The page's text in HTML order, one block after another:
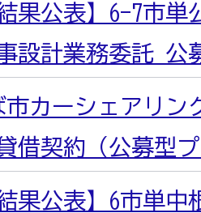
果公表】6-7市
設計業務委託 公
市カーシェアリン
借契約（公募型
果公表】6市単